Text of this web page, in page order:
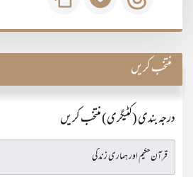
منتخب کریں
درجہ بندی (کٹیگری) منتخب کریں